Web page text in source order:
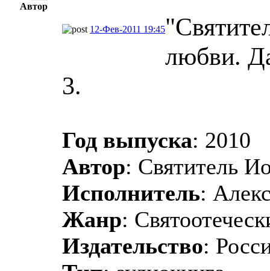
Автор
12-Фев-2011 19:45
любви.
3.
Год выпуска: 2010
Автор: Святитель
Исполнитель:
Жанр:
Издательство: